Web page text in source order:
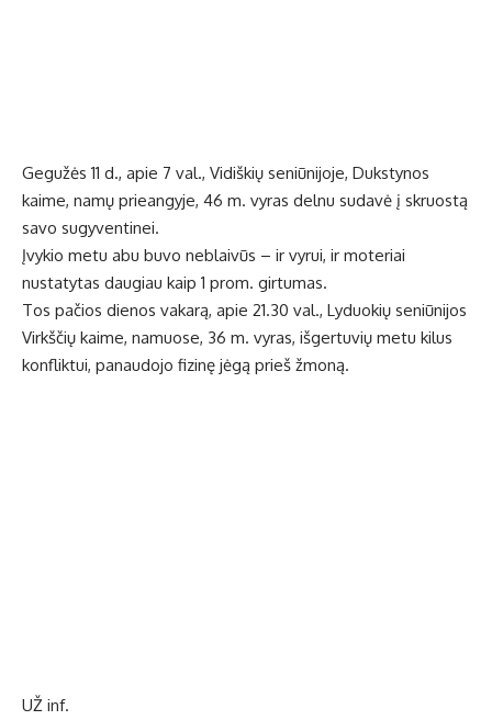
Gegužės 11 d., apie 7 val., Vidiškių seniūnijoje, Dukstynos
kaime, namų prieangyje, 46 m. vyras delnu sudavė į skruostą
savo sugyventinei.
Įvykio metu abu buvo neblaivūs – ir vyrui, ir moteriai
nustatytas daugiau kaip 1 prom. girtumas.
Tos pačios dienos vakarą, apie 21.30 val., Lyduokių seniūnijos
Virkščių kaime, namuose, 36 m. vyras, išgertuvių metu kilus
konfliktui, panaudojo fizinę jėgą prieš žmoną.
UŽ inf.